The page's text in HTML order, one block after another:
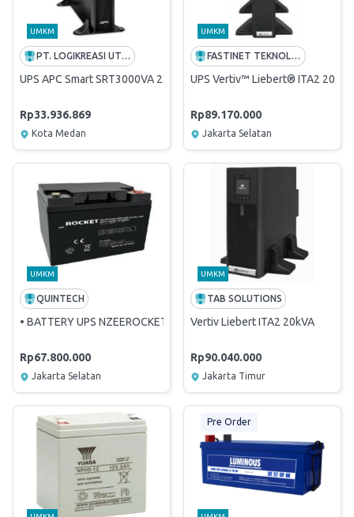
UMKM
PT. LOGIKREASI UTAMA
UPS APC Smart SRT3000VA 230v/SRT3000XLI
Rp33.936.869
Kota Medan
UMKM
FASTINET TEKNOLOGI PRIMA
UPS Vertiv™ Liebert® ITA2
Rp89.170.000
Jakarta Selatan
UMKM
QUINTECH
• BATTERY UPS NZEEROCKET 12V 42AH ( 1 paket isi 40 Unit)
Rp67.800.000
Jakarta Selatan
UMKM
TAB SOLUTIONS
Vertiv Liebert ITA2 20kVA
Rp90.040.000
Jakarta Timur
Pre Order